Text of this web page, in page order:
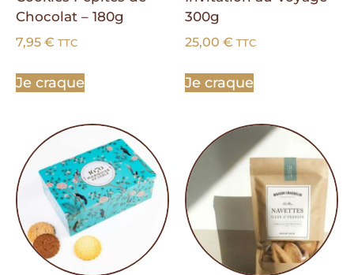
Chocolat – 180g
7,95 € TTC
Je craque
300g
25,00 € TTC
Je craque